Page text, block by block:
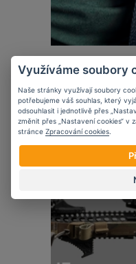
Novinky
5 věcí, které
zbraně ve
Využíváme soubory
Naše stránky využívají soubory
potřebujeme váš souhlas, který
odsouhlasit i jednotlivě přes
změnit přes „Nastavení cookies“ v
stránce Zpracování cookies